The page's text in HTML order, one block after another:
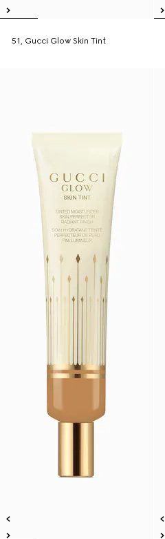
51, Gucci Glow Skin Tint